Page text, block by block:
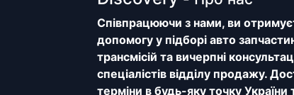
Співпрацюючи з нами, ви
допомогу у підборі авто
трансмісій та вичерпні
спеціалістів відділу продажу.
терміни в будь-яку точку України